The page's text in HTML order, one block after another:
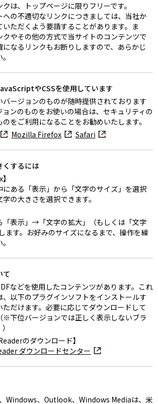
は、トップページに限りフリーです。
への不適切なリンクにつきましては、当社か
いただくよう要請することがあります。ま
クやその他の方式で当サイトのコンテンツで
になるリンクもお断りしますので、あらかじ
やCSSを使用しています
バージョンのものが随時提供されております
ョンのものをお使いの場合は、セキュリティの
をご利用になることをお勧めいたします。
Mozilla Firefox Safari
くするには
にある「表示」から「文字のサイズ」を選択
の大きさを選択できます。
「表示」→「文字の拡大」（もしくは「文字
ます。お好みのサイズになるまで、操作を繰
て
などを使用したコンテンツがあります。これ
、以下のプラグインソフトをインストールす
ただけます。必要に応じてダウンロードして
※下位バージョンでは正しく表示しないブラ
のダウンロード】
ダウンロードセンター
Windows、Outlook、Windows Mediaは、米